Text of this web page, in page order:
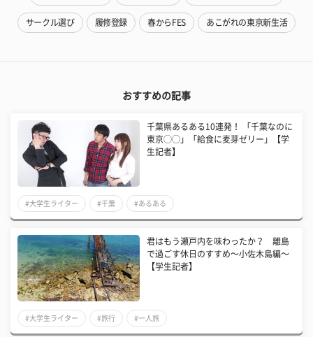
サークル選び 履修登録 春からFES あこがれの東京新生活
おすすめの記事
千葉県あるある10連発！ 「千葉なのに
東京◯◯」「給食に麦芽ゼリー」【学
生記者】
#大学生ライター #千葉 #あるある
君はもう瀬戸内を味わったか？ 離島
で過ごす休日のすすめ〜小佐木島編〜
【学生記者】
#大学生ライター #旅行 #一人旅